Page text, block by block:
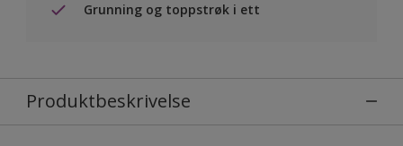
Grunning og toppstrøk i ett
Produktbeskrivelse